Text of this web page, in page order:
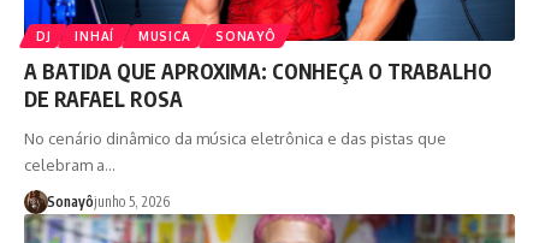
DJ INHAÍ MUSICA SONAYÔ
A BATIDA QUE APROXIMA: CONHEÇA O TRABALHO
DE RAFAEL ROSA
No cenário dinâmico da música eletrônica e das pistas que
celebram a…
Sonayôjunho 5, 2026